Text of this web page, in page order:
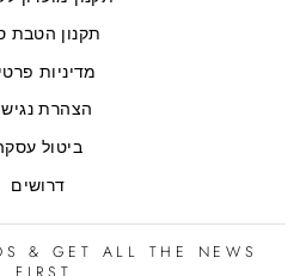
תקנון הטבת
מדיניות
הצהרת
ביטול
דרושים
& GET ALL THE NEWS